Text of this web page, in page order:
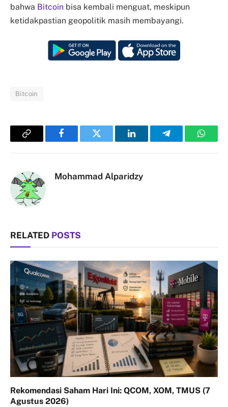
bahwa Bitcoin bisa kembali menguat, meskipun
ketidakpastian geopolitik masih membayangi.
Bitcoin
Copy
FacebookTwitter LinkedInTelegram
Mohammad Alparidzy
RELATED POSTS
Rekomendasi Saham Hari Ini: QCOM, XOM, TMUS (7
Agustus 2026)